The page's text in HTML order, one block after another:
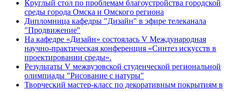
Круглый стол по проблемам благоустройства городской
среды города Омска и Омского региона
Дипломница кафедры "Дизайн" в эфире телеканала
"Продвижение"
На кафедре «Дизайн» состоялась V Международная
научно-практическая конференция «Синтез искусств в
проектировании среды».
Результаты V межвузовской студенческой региональной
олимпиады "Рисование с натуры"
Творческий мастер-класс по декоративным покрытиям в